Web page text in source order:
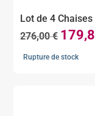
Lot de 4
276,00€ Le
prix
Rupture de stock